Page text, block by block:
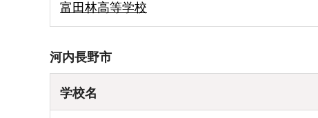
富田林高等学校
河内長野市
学校名